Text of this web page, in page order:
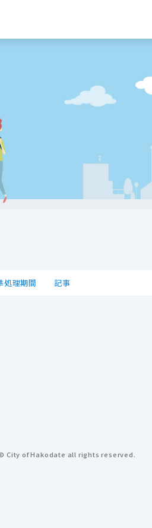
処理期間 記事
City of Hakodate all rights reserved.